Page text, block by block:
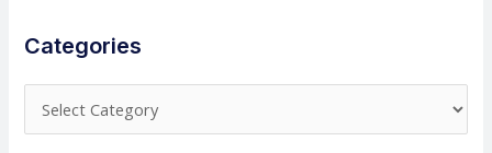
Categories
a